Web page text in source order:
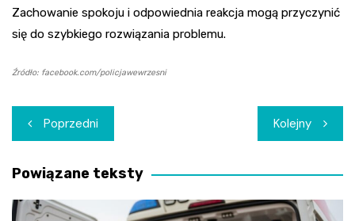
Zachowanie spokoju i odpowiednia reakcja mogą przyczynić
się do szybkiego rozwiązania problemu.
Źródło: facebook.com/policjawewrzesni
Nawigacja
wpisu
Poprzedni Kolejny
Powiązane teksty